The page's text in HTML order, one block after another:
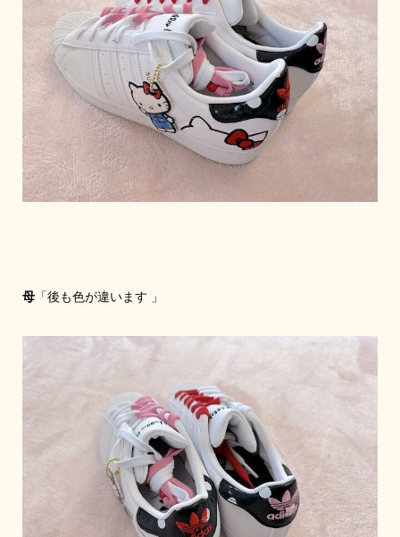
母「後も色が違います 」